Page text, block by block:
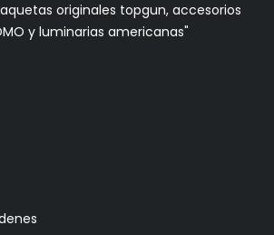
originales topgun, accesorios
y luminarias americanas"